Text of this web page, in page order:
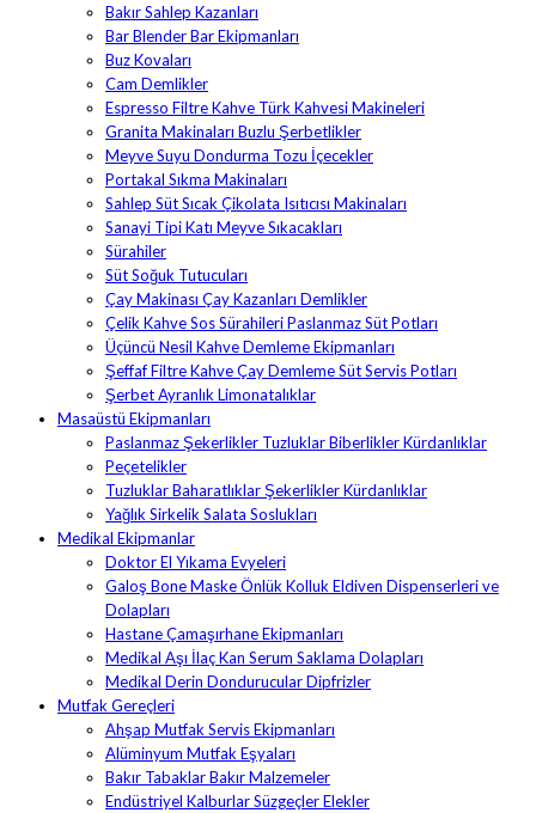
Bakır Sahlep Kazanları
Bar Blender Bar Ekipmanları
Buz Kovaları
Cam Demlikler
Espresso Filtre Kahve Türk Kahvesi Makineleri
Granita Makinaları Buzlu Şerbetlikler
Meyve Suyu Dondurma Tozu İçecekler
Portakal Sıkma Makinaları
Sahlep Süt Sıcak Çikolata Isıtıcısı Makinaları
Sanayi Tipi Katı Meyve Sıkacakları
Sürahiler
Süt Soğuk Tutucuları
Çay Makinası Çay Kazanları Demlikler
Çelik Kahve Sos Sürahileri Paslanmaz Süt Potları
Üçüncü Nesil Kahve Demleme Ekipmanları
Şeffaf Filtre Kahve Çay Demleme Süt Servis Potları
Şerbet Ayranlık Limonatalıklar
Masaüstü Ekipmanları
Paslanmaz Şekerlikler Tuzluklar Biberlikler Kürdanlıklar
Peçetelikler
Tuzluklar Baharatlıklar Şekerlikler Kürdanlıklar
Yağlık Sirkelik Salata Soslukları
Medikal Ekipmanlar
Doktor El Yıkama Evyeleri
Galoş Bone Maske Önlük Kolluk Eldiven Dispenserleri ve
Dolapları
Hastane Çamaşırhane Ekipmanları
Medikal Aşı İlaç Kan Serum Saklama Dolapları
Medikal Derin Dondurucular Dipfrizler
Mutfak Gereçleri
Ahşap Mutfak Servis Ekipmanları
Alüminyum Mutfak Eşyaları
Bakır Tabaklar Bakır Malzemeler
Endüstriyel Kalburlar Süzgeçler Elekler